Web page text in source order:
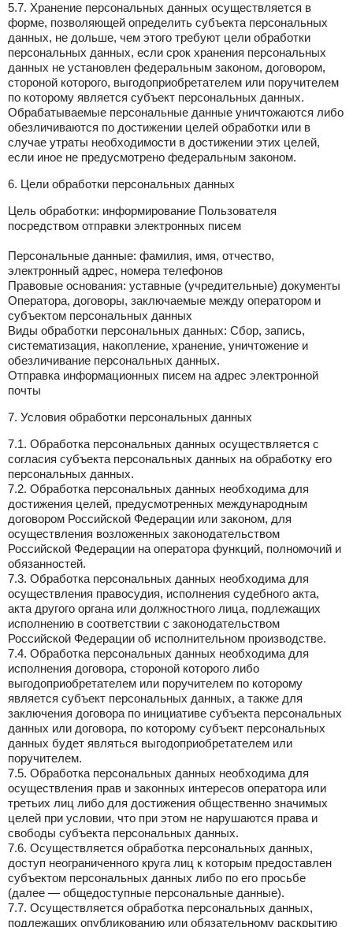
5.7. Хранение персональных данных осуществляется в
форме, позволяющей определить субъекта персональных
данных, не дольше, чем этого требуют цели обработки
персональных данных, если срок хранения персональных
данных не установлен федеральным законом, договором,
стороной которого, выгодоприобретателем или поручителем
по которому является субъект персональных данных.
Обрабатываемые персональные данные уничтожаются либо
обезличиваются по достижении целей обработки или в
случае утраты необходимости в достижении этих целей,
если иное не предусмотрено федеральным законом.
6. Цели обработки персональных данных
Цель обработки: информирование Пользователя
посредством отправки электронных писем
Персональные данные: фамилия, имя, отчество,
электронный адрес, номера телефонов
Правовые основания: уставные (учредительные) документы
Оператора, договоры, заключаемые между оператором и
субъектом персональных данных
Виды обработки персональных данных: Сбор, запись,
систематизация, накопление, хранение, уничтожение и
обезличивание персональных данных.
Отправка информационных писем на адрес электронной
почты
7. Условия обработки персональных данных
7.1. Обработка персональных данных осуществляется с
согласия субъекта персональных данных на обработку его
персональных данных.
7.2. Обработка персональных данных необходима для
достижения целей, предусмотренных международным
договором Российской Федерации или законом, для
осуществления возложенных законодательством
Российской Федерации на оператора функций, полномочий и
обязанностей.
7.3. Обработка персональных данных необходима для
осуществления правосудия, исполнения судебного акта,
акта другого органа или должностного лица, подлежащих
исполнению в соответствии с законодательством
Российской Федерации об исполнительном производстве.
7.4. Обработка персональных данных необходима для
исполнения договора, стороной которого либо
выгодоприобретателем или поручителем по которому
является субъект персональных данных, а также для
заключения договора по инициативе субъекта персональных
данных или договора, по которому субъект персональных
данных будет являться выгодоприобретателем или
поручителем.
7.5. Обработка персональных данных необходима для
осуществления прав и законных интересов оператора или
третьих лиц либо для достижения общественно значимых
целей при условии, что при этом не нарушаются права и
свободы субъекта персональных данных.
7.6. Осуществляется обработка персональных данных,
доступ неограниченного круга лиц к которым предоставлен
субъектом персональных данных либо по его просьбе
(далее — общедоступные персональные данные).
7.7. Осуществляется обработка персональных данных,
подлежащих опубликованию или обязательному раскрытию